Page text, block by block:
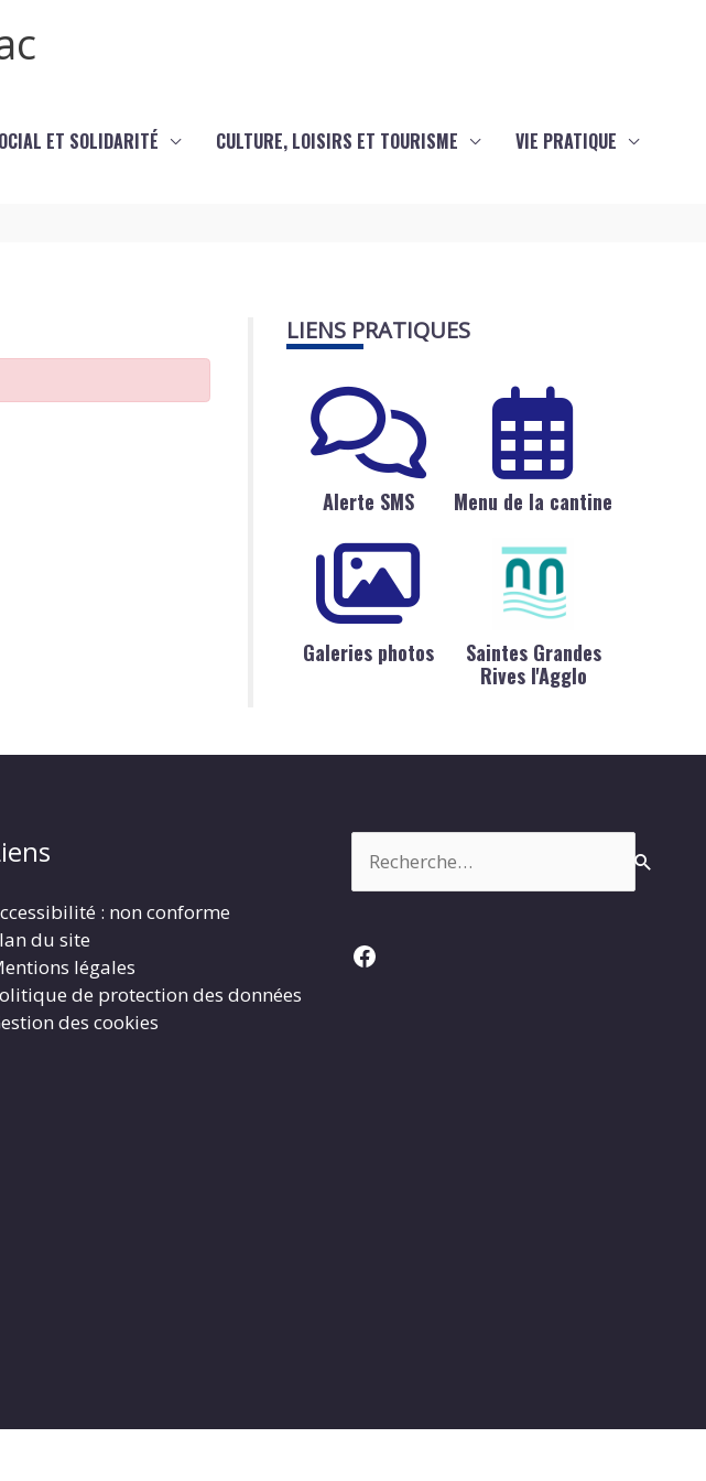
ET SOLIDARITÉ CULTURE, LOISIRS ET TOURISME VIE PRATIQUE
LIENS PRATIQUES
Alerte SMS Menu de la cantine
Galeries photos
Saintes Grandes
Rives l'Agglo
: non conforme
du site
légales
de protection des données
des cookies
Facebook